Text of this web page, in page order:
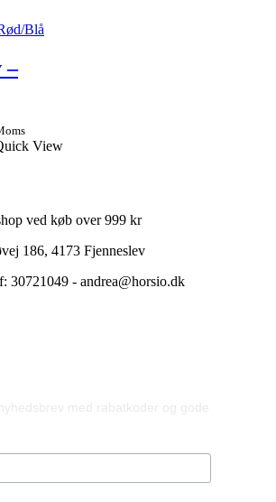
Mulighederne
på
–
View
ved køb over 999 kr
186, 4173 Fjenneslev
30721049 - andrea@horsio.dk